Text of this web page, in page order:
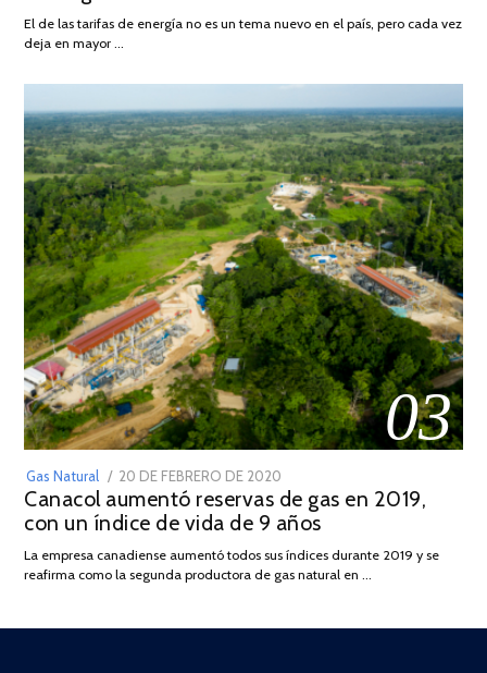
DE
El de las tarifas de energía no es un tema nuevo en el país, pero cada vez
deja en mayor …
03
Gas Natural
POSTED
ON
20 DE FEBRERO DE 2020
DE
JULIO
2025
Canacol aumentó reservas de gas en 2019,
con un índice de vida de 9 años
La empresa canadiense aumentó todos sus índices durante 2019 y se
reafirma como la segunda productora de gas natural en …